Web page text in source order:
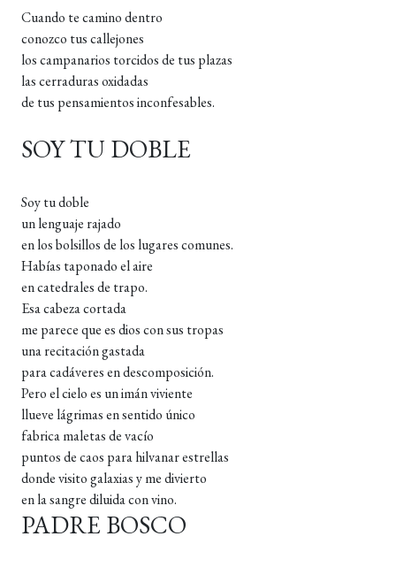
Cuando te camino dentro
conozco tus callejones
los campanarios torcidos de tus plazas
las cerraduras oxidadas
de tus pensamientos inconfesables.
SOY TU DOBLE
Soy tu doble
un lenguaje rajado
en los bolsillos de los lugares comunes.
Habías taponado el aire
en catedrales de trapo.
Esa cabeza cortada
me parece que es dios con sus tropas
una recitación gastada
para cadáveres en descomposición.
Pero el cielo es un imán viviente
llueve lágrimas en sentido único
fabrica maletas de vacío
puntos de caos para hilvanar estrellas
donde visito galaxias y me divierto
en la sangre diluida con vino.
PADRE BOSCO